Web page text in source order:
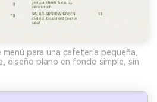
para una cafetería pequeña,
diseño plano en fondo simple, sin